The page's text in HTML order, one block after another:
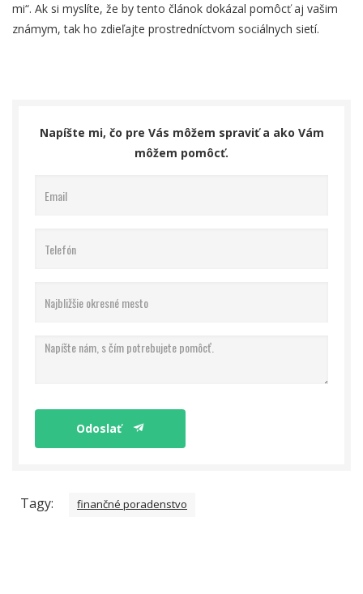
mi“. Ak si myslíte, že by tento článok dokázal pomôcť aj vašim
známym, tak ho zdieľajte prostredníctvom sociálnych sietí.
Napíšte mi, čo pre Vás môžem spraviť a ako Vám
môžem pomôcť.
Odoslať
Tagy: finančné poradenstvo